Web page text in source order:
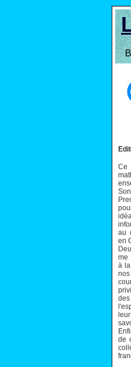
Ce
au
en
me
à
de